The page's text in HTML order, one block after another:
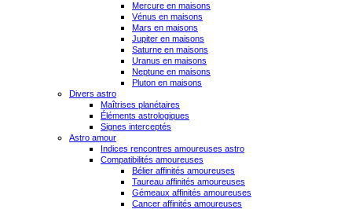
Mercure en maisons
Vénus en maisons
Mars en maisons
Jupiter en maisons
Saturne en maisons
Uranus en maisons
Neptune en maisons
Pluton en maisons
Divers astro
Maîtrises planétaires
Éléments astrologiques
Signes interceptés
Astro amour
Indices rencontres amoureuses astro
Compatibilités amoureuses
Bélier affinités amoureuses
Taureau affinités amoureuses
Gémeaux affinités amoureuses
Cancer affinités amoureuses